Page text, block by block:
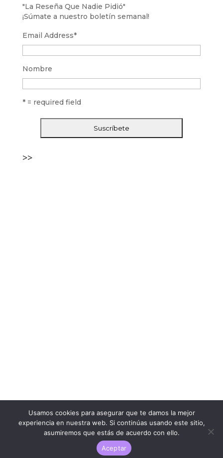
"La Reseña Que Nadie Pidió"
¡Súmate a nuestro boletín semanal!
Email Address*
Nombre
* = required field
>>
LARESEÑAQUENADIEPIDIO.COM ® | 2023
Usamos cookies para asegurar que te damos la mejor
experiencia en nuestra web. Si continúas usando este sitio,
asumiremos que estás de acuerdo con ello.
Aceptar